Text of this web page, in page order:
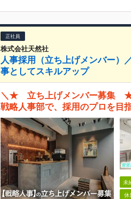
正社員
株式会社天然社
人事採用（立ち上げメンバー）
事としてスキルアップ
＼★ 立ち上げメンバー募集 ★
戦略人事部で、採用のプロを目指
未
休